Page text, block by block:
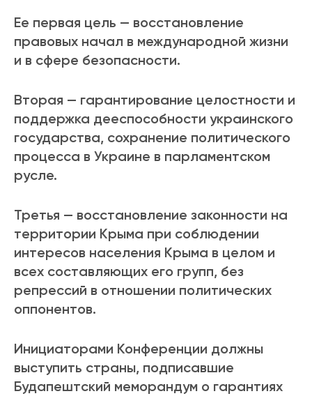
Ее первая цель — восстановление
правовых начал в международной жизни
и в сфере безопасности.
Вторая — гарантирование целостности и
поддержка дееспособности украинского
государства, сохранение политического
процесса в Украине в парламентском
русле.
Третья — восстановление законности на
территории Крыма при соблюдении
интересов населения Крыма в целом и
всех составляющих его групп, без
репрессий в отношении политических
оппонентов.
Инициаторами Конференции должны
выступить страны, подписавшие
Будапештский меморандум о гарантиях